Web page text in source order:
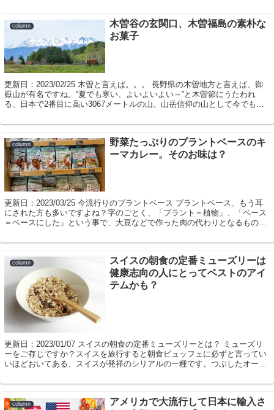
column
木曽谷の玄関口、木曽福島の素朴な
お菓子
更新日：2023/02/25 木曽と言えば。。。 長野県の木曽地方と言えば、御
嶽山が有名ですね。“夏でも寒い、よいよいよい～”と木曽節にうたわれ
る、日本で2番目に高い3067メートルの山。山岳信仰の山として今でも夏
column
野菜たっぷりのプラントベースのキ
ーマカレー。そのお味は？
更新日：2023/03/25 今流行りのプラントベース プラントベース、もう耳
にされた方も多いですよね？字のごとく、「プラント＝植物」、「ベース
＝ベースにした」という事で、大豆などで作った肉の代わりとなるもの、
column
スイスの朝食の定番ミューズリーは
健康志向の人にとってベストのアイ
テムかも？
更新日：2023/01/07 スイスの朝食の定番ミューズリーとは？ ミューズリ
ーをご存じですか？スイスを旅行すると朝食ビュッフェに必ずと言ってい
いほどおいてある、スイスが発祥のシリアルの一種です。つぶしたオーツ
column
アメリカで大流行して日本に輸入さ